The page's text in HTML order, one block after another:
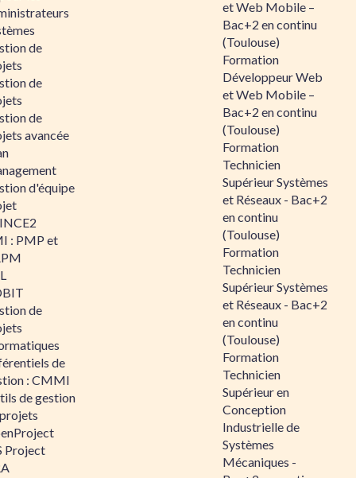
de
de
de
avancée
d'équipe
: PMP et
de
de
: CMMI
de gestion
Project
et Web Mobile –
Bac+2 en continu
(Toulouse)
Formation
Développeur Web
et Web Mobile –
Bac+2 en continu
(Toulouse)
Formation
Technicien
Supérieur Systèmes
et Réseaux - Bac+2
en continu
(Toulouse)
Formation
Technicien
Supérieur Systèmes
et Réseaux - Bac+2
en continu
(Toulouse)
Formation
Technicien
Supérieur en
Conception
Industrielle de
Systèmes
Mécaniques -